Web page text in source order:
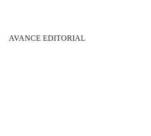
AVANCE EDITORIAL